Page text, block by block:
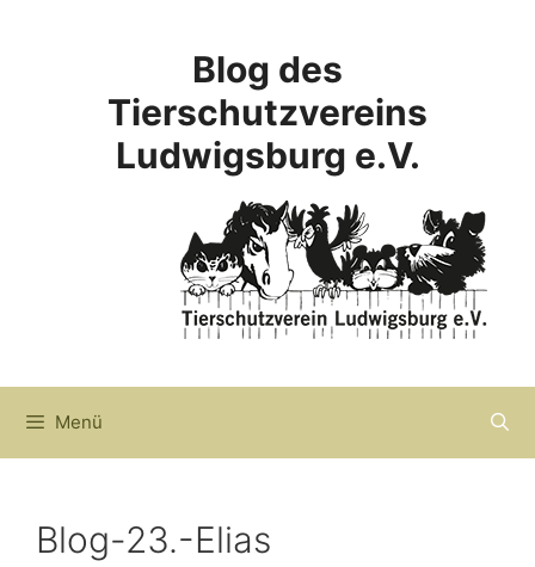
Blog des
Tierschutzvereins
Ludwigsburg e.V.
Menü
Blog-23.-Elias